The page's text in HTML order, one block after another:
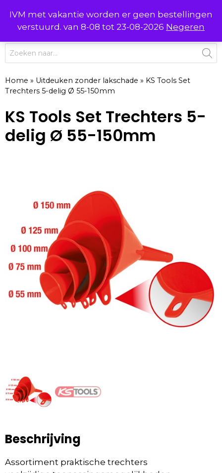
IVM met vakantie worden er geen bestellingen
verstuurd. van 8-08 tot 23-08-2026 Negeren
naar
inhoud
0 MENU
Producten
zoeken
Home » Uitdeuken zonder lakschade » KS Tools Set
Trechters 5-delig Ø 55-150mm
KS Tools Set Trechters 5-
delig Ø 55-150mm
Beschrijving
Assortiment praktische trechters